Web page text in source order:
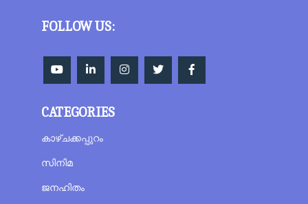
FOLLOW US:
CATEGORIES
കാഴ്ചക്കപ്പുറം
സിനിമ
ജനഹിതം